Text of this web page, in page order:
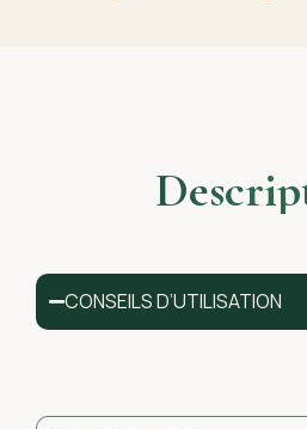
CONSEILS D’UTILISATION